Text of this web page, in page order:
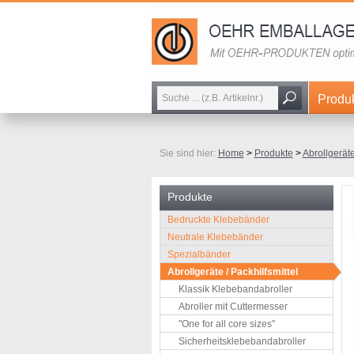
Sie sind hier: Home > Produkte >
Produkte
Navigation
überspringen
Bedruckte Klebebänder
Neutrale Klebebänder
Spezialbänder
Abrollgeräte / Packhilfsmittel
Klassik Klebebandabroller
Abroller mit Cuttermesser
"One for all core sizes"
Sicherheitsklebebandabroller